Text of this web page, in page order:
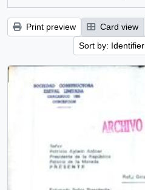
Print preview Card view
Sort by: Identifier